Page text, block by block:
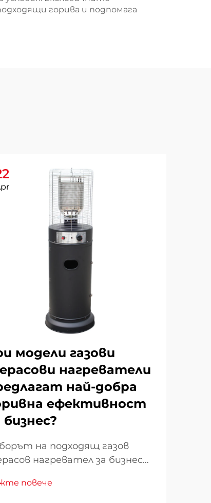
горива и подпомага
модели газови
нагреватели
най-добра
ефективност
бизнес?
на подходящ газов
нагревател за бизнес
на характеристиките му
повече